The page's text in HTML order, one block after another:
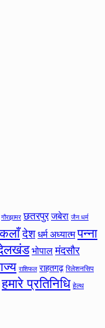
गौरझामर छतरपुर जबेरा जैन धर्म
देश धर्म अध्यात्म पन्ना
भोपाल मंदसौर
राशिफल राहतगढ़ रिलेशनसिप
हमारे प्रतिनिधि हेल्थ